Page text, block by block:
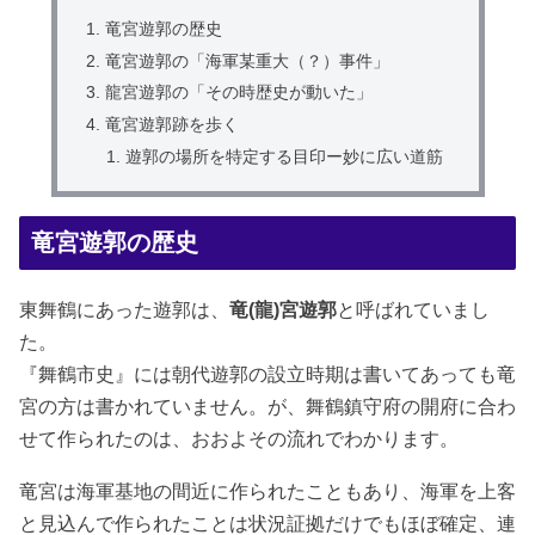
竜宮遊郭の歴史
竜宮遊郭の「海軍某重大（？）事件」
龍宮遊郭の「その時歴史が動いた」
竜宮遊郭跡を歩く
遊郭の場所を特定する目印ー妙に広い道筋
竜宮遊郭の歴史
東舞鶴にあった遊郭は、 竜(龍)宮遊郭と呼ばれていまし
た。
『舞鶴市史』には朝代遊郭の設立時期は書いてあっても竜
宮の方は書かれていません。が、舞鶴鎮守府の開府に合わ
せて作られたのは、おおよその流れでわかります。
竜宮は海軍基地の間近に作られたこともあり、海軍を上客
と見込んで作られたことは状況証拠だけでもほぼ確定、連